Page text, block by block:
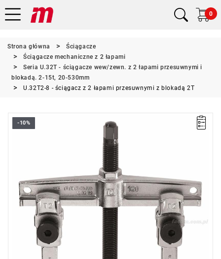
0
Strona główna
Ściągacze
Ściągacze mechaniczne z 2 łapami
Seria U.32T - ściągacze wew/zewn. z 2 łapami przesuwnymi i
blokadą. 2-15t, 20-530mm
U.32T2-8 - ściągacz z 2 łapami przesuwnymi z blokadą 2T
-10%